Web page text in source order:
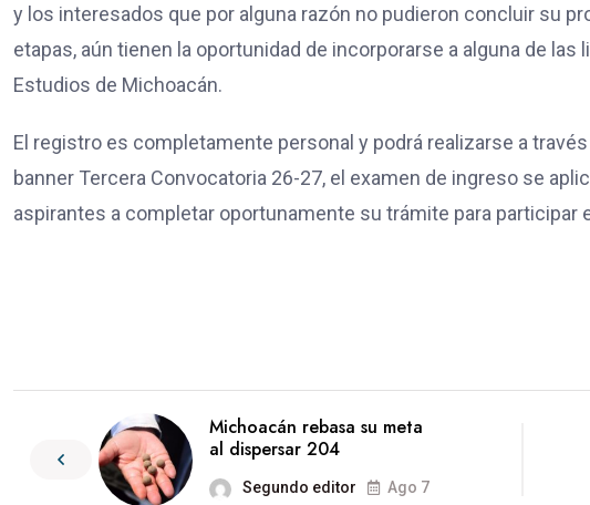
y los interesados que por alguna razón no pudieron concluir su
etapas, aún tienen la oportunidad de incorporarse a alguna de
Estudios de Michoacán.
El registro es completamente personal y podrá realizarse a
banner Tercera Convocatoria 26-27, el examen de ingreso se
aspirantes a completar oportunamente su trámite para participar
Michoacán rebasa su meta
al dispersar 204
Segundo editor Ago 7